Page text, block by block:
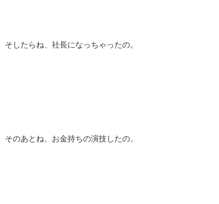
そしたらね、社長になっちゃったの。
そのあとね、お金持ちの演技したの。